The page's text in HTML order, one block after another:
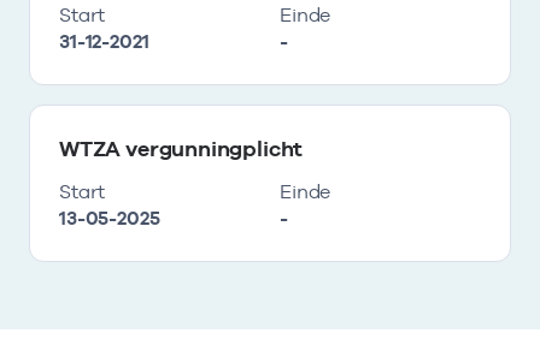
Start
31-12-2021
Einde
-
WTZA vergunningplicht
Start
13-05-2025
Einde
-